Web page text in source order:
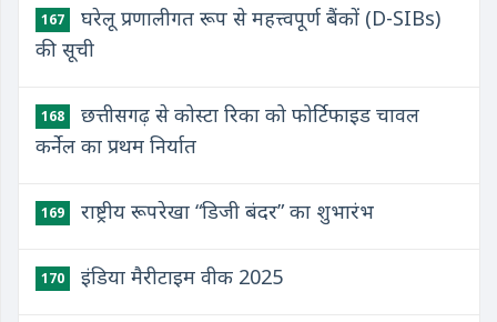
167
घरेलू प्रणालीगत रूप से महत्त्वपूर्ण बैंकों (D-SIBs)
की सूची
168
छत्तीसगढ़ से कोस्टा रिका को फोर्टिफाइड चावल
कर्नेल का प्रथम निर्यात
169 राष्ट्रीय रूपरेखा “डिजी बंदर” का शुभारंभ
170 इंडिया मैरीटाइम वीक 2025